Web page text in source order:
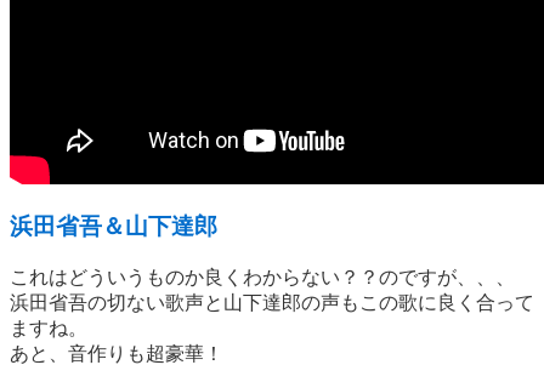
浜田省吾＆山下達郎
これはどういうものか良くわからない？？のですが、、、
浜田省吾の切ない歌声と山下達郎の声もこの歌に良く合って
ますね。
あと、音作りも超豪華！